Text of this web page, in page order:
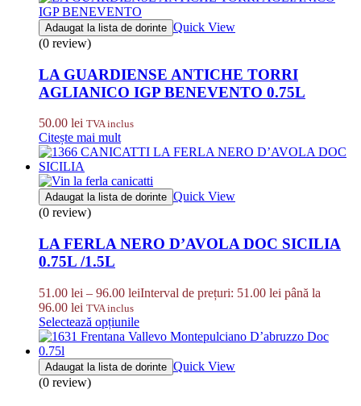
Adaugat la lista de dorinte Quick View
(0 review)
LA GUARDIENSE ANTICHE TORRI
AGLIANICO IGP BENEVENTO 0.75L
50.00 lei TVA inclus
Citește mai mult
Adaugat la lista de dorinte Quick View
(0 review)
LA FERLA NERO D’AVOLA DOC SICILIA
0.75L /1.5L
51.00 lei – 96.00 leiInterval de prețuri: 51.00 lei până la
96.00 lei TVA inclus
Selectează opțiunile
Adaugat la lista de dorinte Quick View
(0 review)